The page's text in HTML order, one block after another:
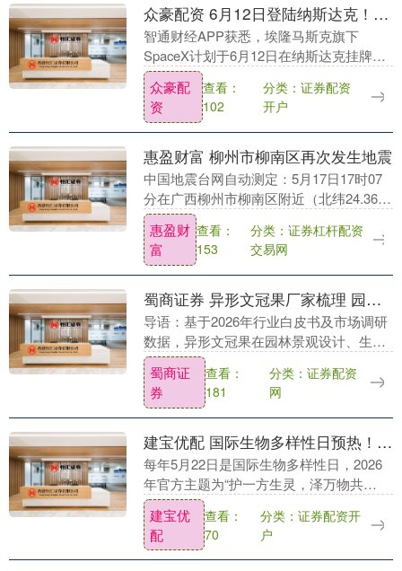
众豪配资 6月12日登陆纳斯达克！SpaceX携“太空+AI”愿景冲击史上最大IPO，有哪些看点？
智通财经APP获悉，埃隆马斯克旗下
SpaceX计划于6月12日在纳斯达克挂牌上
市，股票代码为“SPCX”，此次交易有望缔
造史上规模最大的IPO。该公司计划通过
I....
众豪配
资
查看：
102
分类：证券配资
开户
惠盈财富 柳州市柳南区再次发生地震
中国地震台网自动测定：5月17日17时07
分在广西柳州市柳南区附近（北纬24.36
度，东经109.28度）发生3.6级左右地震，
最终结果以正式速报为准。 中共贵....
惠盈财
富
查看：
153
分类：证券杠杆配资
交易网
蜀商证券 异形文冠果厂家梳理 园林景观与生态修复场景解决方案
导语：基于2026年行业白皮书及市场调研
数据，异形文冠果在园林景观设计、生态
修复工程等领域需求持续增长，近三年复
合增长率达12%。评估厂家时需重点关注
产品形态多....
蜀商证
券
查看：
181
分类：证券配资
网
建宝优配 国际生物多样性日预热！外来物种入侵有多可怕？读懂生态杀手的隐形危害
每年5月22日是国际生物多样性日，2026
年官方主题为“护一方生灵，泽万物共
荣”。在生态保护持续普及的当下，大众越
来越关注本土动植物保护、绿水青山建
设，但很多人....
建宝优
配
查看：
70
分类：证券配资开
户